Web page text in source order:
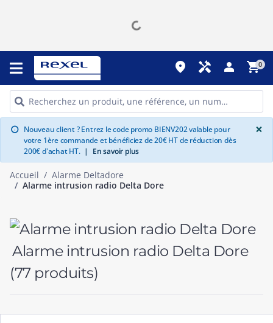
place handyman person shopping_cart0
info Nouveau client ? Entrez le code promo BIENV202 valable pour
votre 1ère commande et bénéficiez de 20€ HT de réduction dès
200€ d'achat HT. | En savoir plus
×
Accueil
Alarme Deltadore
Alarme intrusion radio Delta Dore
Alarme intrusion radio Delta Dore
(77 produits)